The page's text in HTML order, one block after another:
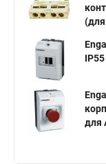
для